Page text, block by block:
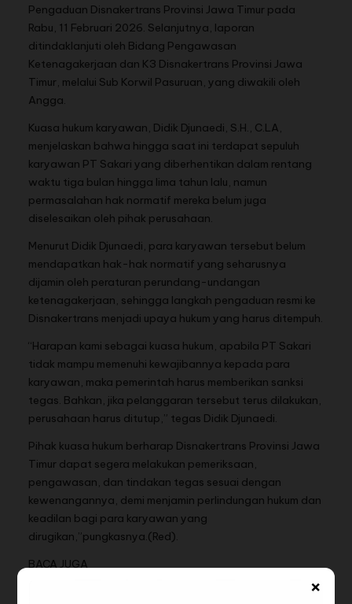
×
Pengaduan Disnakertrans Provinsi Jawa Timur pada
Rabu, 11 Februari 2026. Selanjutnya, laporan
ditindaklanjuti oleh Bidang Pengawasan
Ketenagakerjaan dan K3 Disnakertrans Provinsi Jawa
Timur, melalui Sub Korwil Pasuruan, yang diwakili oleh
Angga.
Kuasa hukum karyawan, Didik Djunaedi, S.H., C.LA,
menjelaskan bahwa hingga saat ini terdapat sepuluh
karyawan PT Sakari yang diberhentikan dalam rentang
waktu tiga bulan hingga lima tahun lalu, namun
permasalahan hak normatif mereka belum juga
diselesaikan oleh pihak perusahaan.
Menurut Didik Djunaedi, para karyawan tersebut belum
mendapatkan hak-hak normatif yang seharusnya
dijamin oleh peraturan perundang-undangan
ketenagakerjaan, sehingga langkah pengaduan resmi ke
Disnakertrans menjadi upaya hukum yang harus ditempuh.
“Harapan kami sebagai kuasa hukum, apabila PT Sakari
tidak mampu memenuhi kewajibannya kepada para
karyawan, maka pemerintah harus memberikan sanksi
tegas. Bahkan, jika pelanggaran tersebut terus dilakukan,
perusahaan harus ditutup,” tegas Didik Djunaedi.
Pihak kuasa hukum berharap Disnakertrans Provinsi Jawa
Timur dapat segera melakukan pemeriksaan,
pengawasan, dan tindakan tegas sesuai dengan
kewenangannya, demi menjamin perlindungan hukum dan
keadilan bagi para karyawan yang
dirugikan,”pungkasnya.(Red).
BACA JUGA